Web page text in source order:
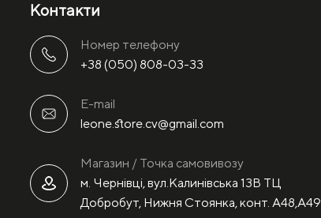
Контакти
Номер телефону
+38 (050) 808-03-33
E-mail
leone.store.cv@gmail.com
Магазин / Точка самовивозу
м. Чернівці, вул.Калинівська 13В ТЦ
Добробут, Нижня Стоянка, конт. А48,А49